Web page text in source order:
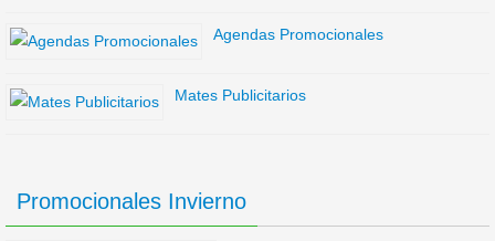
Agendas Promocionales
Mates Publicitarios
Promocionales Invierno